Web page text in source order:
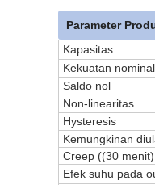
Parameter
Kapasitas
Kekuatan nominal
Saldo nol
Non-linearitas
Hysteresis
Kemungkinan
Creep ((30 menit)
Efek suhu pada